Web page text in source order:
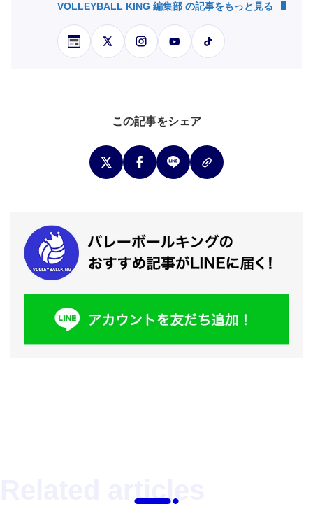
VOLLEYBALL KING 編集部 の記事をもっと見る
この記事をシェア